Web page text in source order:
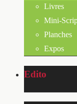
Livres
Mini-
Planches
Expos
Edito